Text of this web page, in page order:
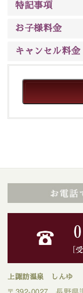
特記事項
お子様料金
キャンセル料金
上諏訪温泉 しんゆ